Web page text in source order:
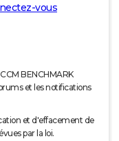
vous
BENCHMARK
et les notifications
et d'effacement de
par la loi.